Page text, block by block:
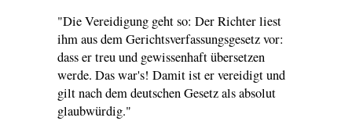
"Die Vereidigung geht so: Der Richter liest
ihm aus dem Gerichtsverfassungsgesetz vor:
dass er treu und gewissenhaft übersetzen
werde. Das war's! Damit ist er vereidigt und
gilt nach dem deutschen Gesetz als absolut
glaubwürdig."